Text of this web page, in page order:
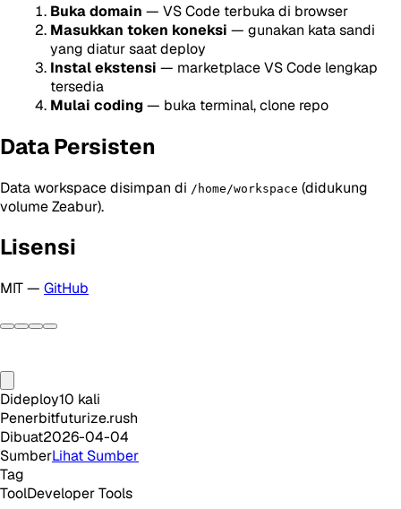
Buka domain — VS Code terbuka di browser
Masukkan token koneksi — gunakan kata sandi
yang diatur saat deploy
Instal ekstensi — marketplace VS Code lengkap
tersedia
Mulai coding— buka terminal, clone repo
Data Persisten
Data workspace disimpan di /home/workspace (didukung
volume Zeabur).
Lisensi
MIT — GitHub
Dideploy10 kali
Penerbitfuturize.rush
Dibuat2026-04-04
SumberLihat Sumber
Tag
ToolDeveloper Tools